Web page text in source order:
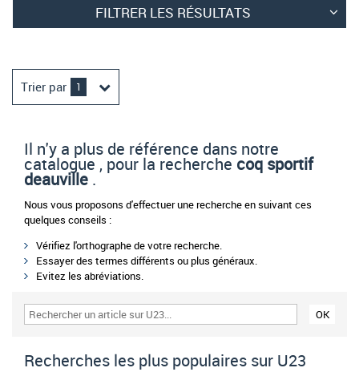
FILTRER LES RÉSULTATS
Trier par 1
Il n'y a plus de référence dans notre
catalogue , pour la recherche coq sportif
deauville .
Nous vous proposons d'effectuer une recherche en suivant ces
quelques conseils :
Vérifiez l'orthographe de votre recherche.
Essayer des termes différents ou plus généraux.
Evitez les abréviations.
Recherches les plus populaires sur U23